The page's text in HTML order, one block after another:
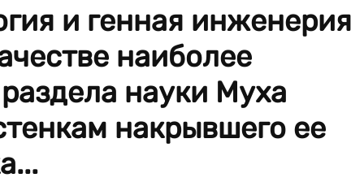
и генная инженерия
наиболее
науки Муха
накрывшего ее